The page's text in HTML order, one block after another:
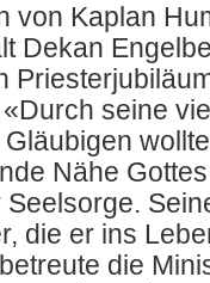
von Kaplan
Dekan
seine
Nähe
die er ins
die